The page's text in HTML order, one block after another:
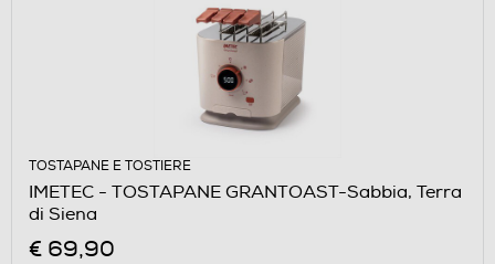
TOSTAPANE E TOSTIERE
IMETEC - TOSTAPANE GRANTOAST-Sabbia, Terra
di Siena
€ 69,90